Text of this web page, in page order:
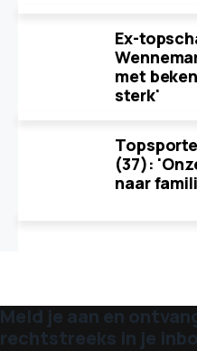
Ex-
met
sterk'
(37):
naar
Meld je aan en
rechtstreeks in je